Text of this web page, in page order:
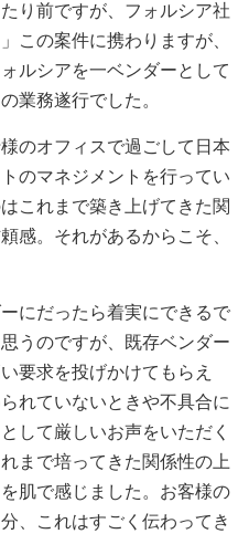
り前ですが、フォルシア社
この案件に携わりますが、
ルシアを一ベンダーとして
業務遂行でした。
のオフィスで過ごして日本
のマネジメントを行ってい
これまで築き上げてきた関
感。それがあるからこそ、
にだったら着実にできるで
うのですが、既存ベンダー
要求を投げかけてもらえ
れていないときや不具合に
して厳しいお声をいただく
まで培ってきた関係性の上
肌で感じました。お客様の
、これはすごく伝わってき